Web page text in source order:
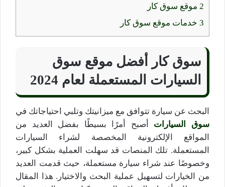
2 موقع سوق كار
3 خدمات موقع سوق كار
سوق كار أفضل موقع سوق
السيارات المستعملة لعام 2024
البحث عن سيارة تتوافق مع ميزانيتك وتلبي احتياجاتك في
سوق السيارات أصبح أمرًا بسيطًا بفضل العديد من
المواقع الإلكترونية المخصصة لشراء السيارات
المستعملة. تلك المنصات قد سهلت العملية بشكل كبير،
وخصوصًا عند شراء سيارة مستعملة، حيث قدمت العديد
من الخيارات لتسهيل عملية البحث والاختيار. هذا المقال